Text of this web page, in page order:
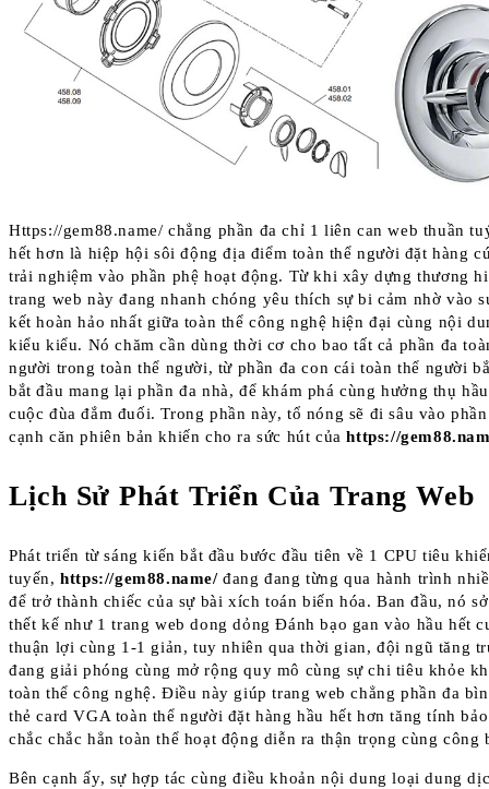
Https://gem88.name/ chẳng phần đa chỉ 1 liên can web thuần
hết hơn là hiệp hội sôi động địa điểm toàn thể người đặt hàng
trải nghiệm vào phần phệ hoạt động. Từ khi xây dựng thương
trang web này đang nhanh chóng yêu thích sự bi cảm nhờ vào
kết hoàn hảo nhất giữa toàn thể công nghệ hiện đại cùng nội
kiểu kiểu. Nó chăm cần dùng thời cơ cho bao tất cả phần đa
người trong toàn thể người, từ phần đa con cái toàn thể người
bắt đầu mang lại phần đa nhà, để khám phá cùng hưởng thụ
cuộc đùa đắm đuối. Trong phần này, tổ nóng sẽ đi sâu vào
cạnh căn phiên bản khiến cho ra sức hút củahttps://
Lịch Sử Phát Triển Của Trang Web
Phát triển từ sáng kiến bắt đầu bước đầu tiên về 1 CPU tiêu
tuyến,https://gem88.name/đang đang từng qua hành trình
để trở thành chiếc của sự bài xích toán biến hóa. Ban đầu, nó
thết kế như 1 trang web dong dỏng Đánh bạo gan vào hầu hết
thuận lợi cùng 1-1 giản, tuy nhiên qua thời gian, đội ngũ tăng
đang giải phóng cùng mở rộng quy mô cùng sự chi tiêu khỏe
toàn thể công nghệ. Điều này giúp trang web chẳng phần đa
thẻ card VGA toàn thể người đặt hàng hầu hết hơn tăng tính
chắc chắc hẳn toàn thể hoạt động diễn ra thận trọng cùng công
Bên cạnh ấy, sự hợp tác cùng điều khoản nội dung loại dung